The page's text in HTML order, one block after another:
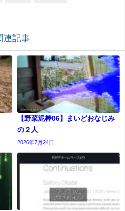
連記事
【野菜泥棒06】まいどおなじみ
の２人
2026年7月24日